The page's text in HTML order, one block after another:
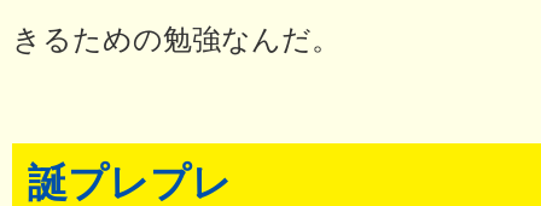
きるための勉強なんだ。
誕プレプレ